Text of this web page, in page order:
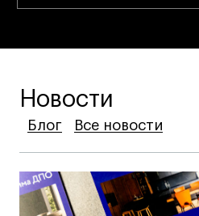
Новости
Блог
Блог
Блог Все новости
Все новости
Все новости